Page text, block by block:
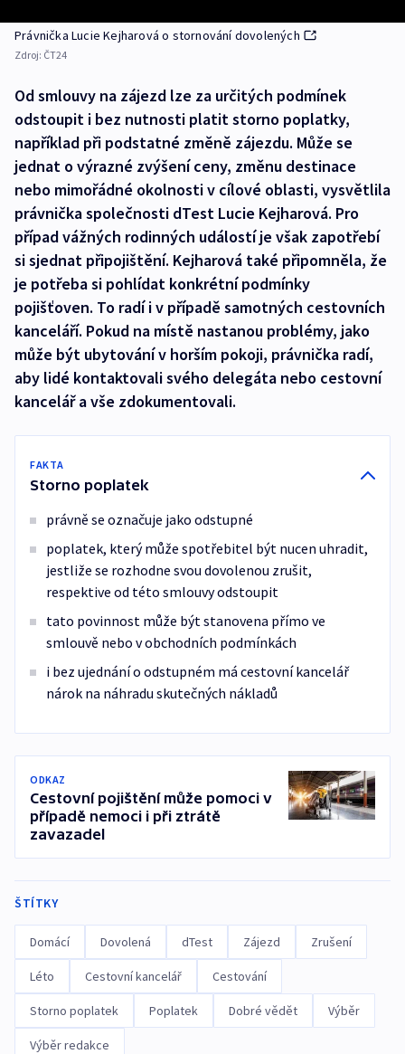
Právnička Lucie Kejharová o stornování dovolených
Zdroj: ČT24
Od smlouvy na zájezd lze za určitých podmínek
odstoupit i bez nutnosti platit storno poplatky,
například při podstatné změně zájezdu. Může se
jednat o výrazné zvýšení ceny, změnu destinace
nebo mimořádné okolnosti v cílové oblasti, vysvětlila
právnička společnosti dTest Lucie Kejharová. Pro
případ vážných rodinných událostí je však zapotřebí
si sjednat připojištění. Kejharová také připomněla, že
je potřeba si pohlídat konkrétní podmínky
pojišťoven. To radí i v případě samotných cestovních
kanceláří. Pokud na místě nastanou problémy, jako
může být ubytování v horším pokoji, právnička radí,
aby lidé kontaktovali svého delegáta nebo cestovní
kancelář a vše zdokumentovali.
FAKTA
Storno poplatek
právně se označuje jako odstupné
poplatek, který může spotřebitel být nucen uhradit,
jestliže se rozhodne svou dovolenou zrušit,
respektive od této smlouvy odstoupit
tato povinnost může být stanovena přímo ve
smlouvě nebo v obchodních podmínkách
i bez ujednání o odstupném má cestovní kancelář
nárok na náhradu skutečných nákladů
ODKAZ
Cestovní pojištění může pomoci v
případě nemoci i při ztrátě
zavazadel
ŠTÍTKY
Domácí Dovolená dTest Zájezd Zrušení
Léto Cestovní kancelář Cestování
Storno poplatek Poplatek Dobré vědět Výběr
Výběr redakce